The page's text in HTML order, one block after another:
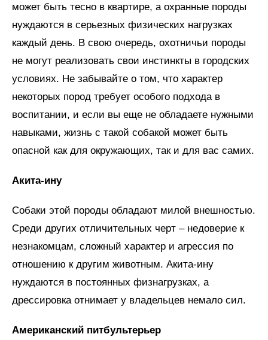
может быть тесно в квартире, а охранные породы
нуждаются в серьезных физических нагрузках
каждый день. В свою очередь, охотничьи породы
не могут реализовать свои инстинкты в городских
условиях. Не забывайте о том, что характер
некоторых пород требует особого подхода в
воспитании, и если вы еще не обладаете нужными
навыками, жизнь с такой собакой может быть
опасной как для окружающих, так и для вас самих.
Акита-ину
Собаки этой породы обладают милой внешностью.
Среди других отличительных черт – недоверие к
незнакомцам, сложный характер и агрессия по
отношению к другим животным. Акита-ину
нуждаются в постоянных физнагрузках, а
дрессировка отнимает у владельцев немало сил.
Американский питбультерьер